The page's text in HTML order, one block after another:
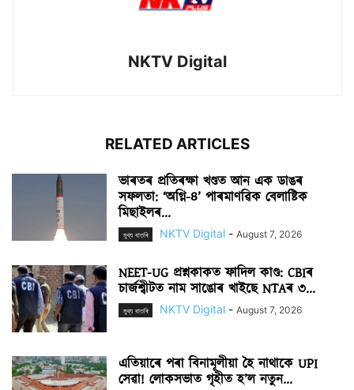
NKTV Digital
RELATED ARTICLES
ভাৰতৰ প্ৰতিৰক্ষা খণ্ডত আন এক ডাঙৰ
সফলতা: ‘অগ্নি-৪’ পাৰমাণৱিক বেলাষ্টিক
মিছাইলৰ...
মুখ্য বাতৰি NKTV Digital - August 7, 2026
NEET-UG প্ৰশ্নকাকত ফাদিল কাণ্ড: CBIৰ
চাৰ্জশ্বীটত নাম সাঙোৰ খাইছে NTAৰ ৩...
মুখ্য বাতৰি NKTV Digital - August 7, 2026
এতিয়াৰে পৰা বিনামূলীয়া হৈ নাথাকে UPI
সেৱা! লোকসভাত গৃহীত হ’ল নতুন...